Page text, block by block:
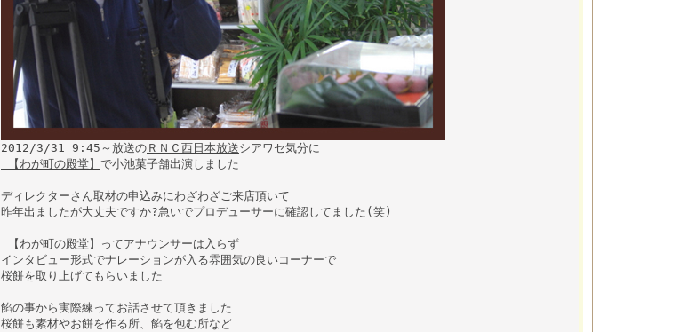
2012/3/31 9:45～放送の ＲＮＣ西日本放送シアワセ気分に
【わが町の殿堂】 で小池菓子舗出演しました
ディレクターさん取材の申込みにわざわざご来店頂いて
昨年出ましたが大丈夫ですか?急いでプロデューサーに確認してました(笑)
【わが町の殿堂】ってアナウンサーは入らず
インタビュー形式でナレーションが入る雰囲気の良いコーナーで
桜餅を取り上げてもらいました
餡の事から実際練ってお話させて頂きました
桜餅も素材やお餅を作る所、餡を包む所など